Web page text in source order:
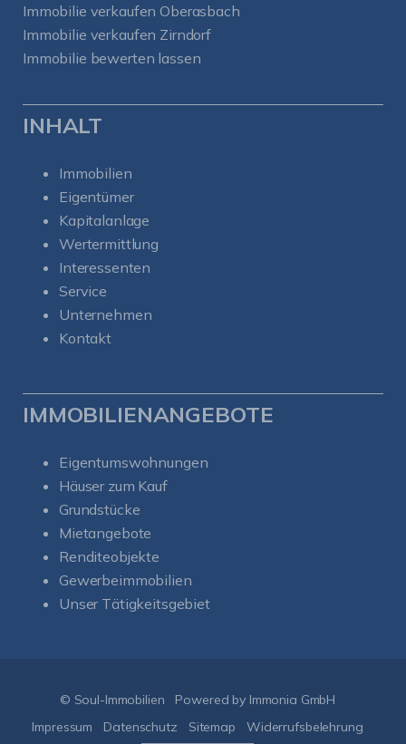
Immobilie verkaufen Oberasbach
Immobilie verkaufen Zirndorf
Immobilie bewerten lassen
INHALT
Immobilien
Eigentümer
Kapitalanlage
Wertermittlung
Interessenten
Service
Unternehmen
Kontakt
IMMOBILIENANGEBOTE
Eigentumswohnungen
Häuser zum Kauf
Grundstücke
Mietangebote
Renditeobjekte
Gewerbeimmobilien
Unser Tätigkeitsgebiet
© Soul-Immobilien
Powered by Immonia GmbH
Impressum
Datenschutz Sitemap Widerrufsbelehrung
100
%
ProvenExpert.com
5,00
/
5,00